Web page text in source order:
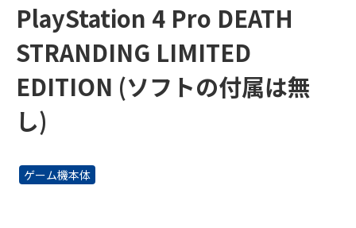
PlayStation 4 Pro DEATH
STRANDING LIMITED
EDITION (ソフトの付属は無
し)
ゲーム機本体